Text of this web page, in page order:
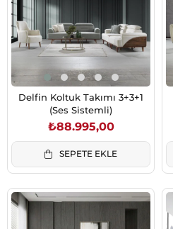
Delfin Koltuk Takımı 3+3+1
(Ses Sistemli)
₺88.995,00
SEPETE EKLE